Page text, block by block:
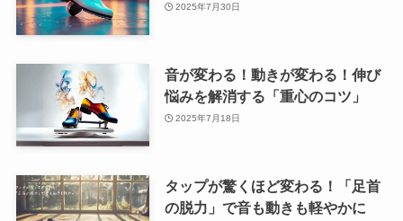
2025年7月30日
音が変わる！動きが変わる！伸び
悩みを解消する「重心のコツ」
2025年7月18日
タップが驚くほど変わる！「足首
の脱力」で音も動きも軽やかに